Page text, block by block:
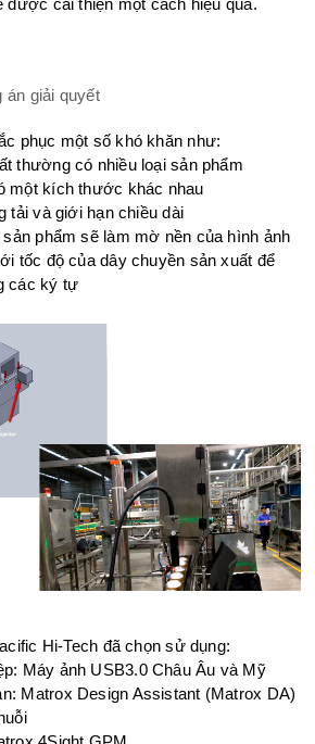
giải quyết
phục một số khó khăn như:
thường có nhiều loại sản phẩm
một kích thước khác nhau
tải và giới hạn chiều dài
phẩm sẽ làm mờ nền của hình ảnh
tốc độ của dây chuyền sản xuất để
các ký tự
Hi-Tech đã chọn sử dụng:
Máy ảnh USB3.0 Châu Âu và Mỹ
Matrox Design Assistant (Matrox DA)